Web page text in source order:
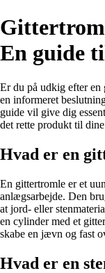
En guide
Er du på udkig efter
en informeret
guide vil give dig
det rette produkt til
Hvad er en
En gittertromle er et
anlægsarbejde. Den
at jord- eller
en cylinder med et
skabe en jævn og fast
Hvad er en